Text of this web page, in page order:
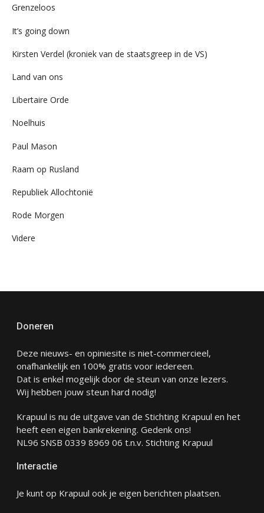
Grenzeloos
It’s going down
Kirsten Verdel (kroniek van de staatsgreep in de VS)
Land van ons
Libertaire Orde
Noelhuis
Paul Mason
Raam op Rusland
Republiek Allochtonië
Rode Morgen
Videre
Doneren
Deze nieuws- en opiniesite is niet-commercieel,
onafhankelijk en 100% gratis voor iedereen.
Dat is enkel mogelijk door de steun van onze lezers.
Wij hebben jouw steun hard nodig!
Krapuul is nu de uitgave van de Stichting Krapuul en het
heeft een eigen bankrekening. Gedenk ons!
NL96 SNSB 0339 8969 06 t.n.v. Stichting Krapuul
Interactie
Je kunt op Krapuul ook je eigen berichten plaatsen.